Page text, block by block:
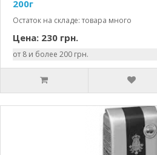
200г
Остаток на складе: товара много
Цена: 230 грн.
от 8 и более 200 грн.